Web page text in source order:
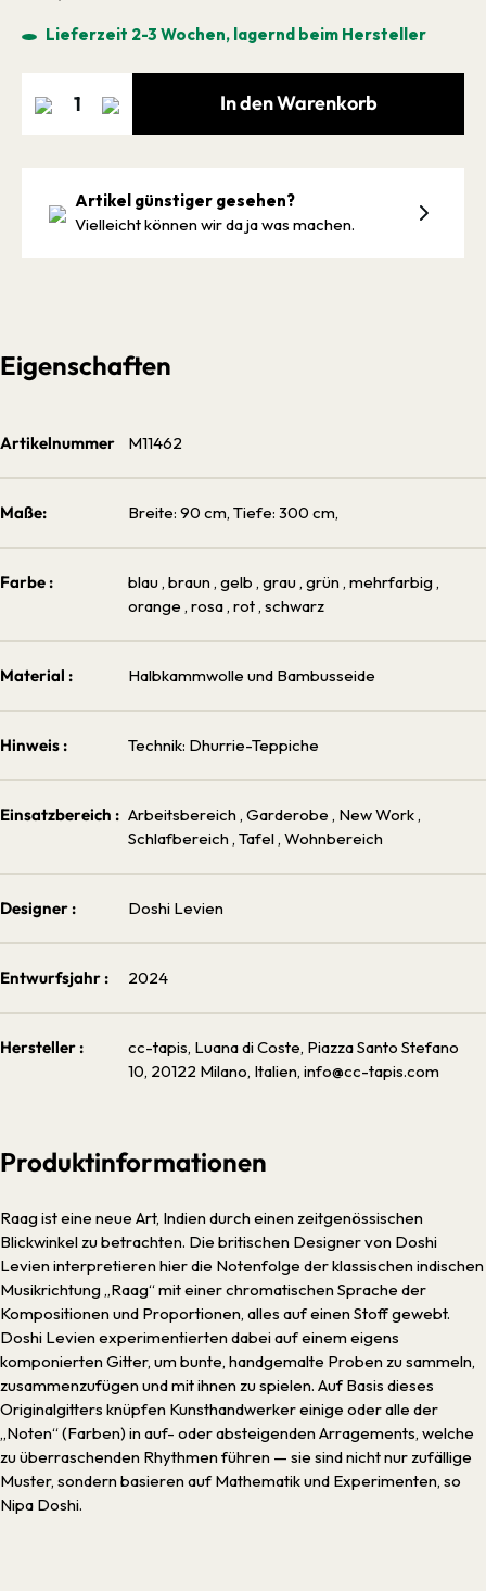
Lieferzeit 2-3 Wochen, lagernd beim Hersteller
In den Warenkorb
Artikel günstiger gesehen?
Vielleicht können wir da ja was machen.
Eigenschaften
Artikelnummer M11462
Maße: Breite: 90 cm, Tiefe: 300 cm,
Farbe : blau , braun , gelb , grau , grün , mehrfarbig ,
orange , rosa , rot , schwarz
Material : Halbkammwolle und Bambusseide
Hinweis : Technik: Dhurrie-Teppiche
Einsatzbereich : Arbeitsbereich , Garderobe , New Work ,
Schlafbereich , Tafel , Wohnbereich
Designer : Doshi Levien
Entwurfsjahr : 2024
Hersteller :
cc-tapis, Luana di Coste, Piazza Santo Stefano
10, 20122 Milano, Italien, info@cc-tapis.com
Produktinformationen
Raag ist eine neue Art, Indien durch einen zeitgenössischen
Blickwinkel zu betrachten. Die britischen Designer von Doshi
Levien interpretieren hier die Notenfolge der klassischen indischen
Musikrichtung „Raag“ mit einer chromatischen Sprache der
Kompositionen und Proportionen, alles auf einen Stoff gewebt.
Doshi Levien experimentierten dabei auf einem eigens
komponierten Gitter, um bunte, handgemalte Proben zu sammeln,
zusammenzufügen und mit ihnen zu spielen. Auf Basis dieses
Originalgitters knüpfen Kunsthandwerker einige oder alle der
„Noten“ (Farben) in auf- oder absteigenden Arragements, welche
zu überraschenden Rhythmen führen — sie sind nicht nur zufällige
Muster, sondern basieren auf Mathematik und Experimenten, so
Nipa Doshi.